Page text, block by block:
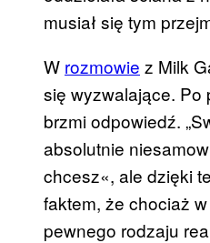
musiał się tym
W rozmowie z Milk
się wyzwalające. Po
brzmi odpowiedź.
absolutnie
chcesz«, ale dzięki
faktem, że chociaż
pewnego rodzaju